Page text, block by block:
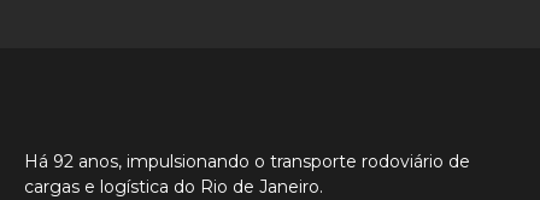
Há 92 anos, impulsionando o transporte rodoviário de
cargas e logística do Rio de Janeiro.